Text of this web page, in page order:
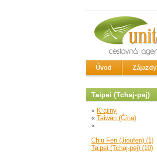
Úvod Zájazdy
Taipei (Tchaj-pej)
« Krajiny
« Taiwan (Čína)
«
Chiu Fen (Jioufen) (1)
Taipei (Tchaj-pej) (10)